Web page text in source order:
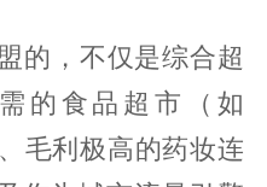
的，不仅是综合超
的食品超市（如
毛利极高的药妆连